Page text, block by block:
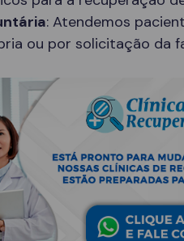
: Atendemos
ou por solicitação da